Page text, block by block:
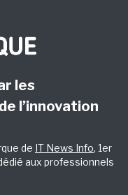
les
l’innovation
de IT News Info, 1er
aux professionnels